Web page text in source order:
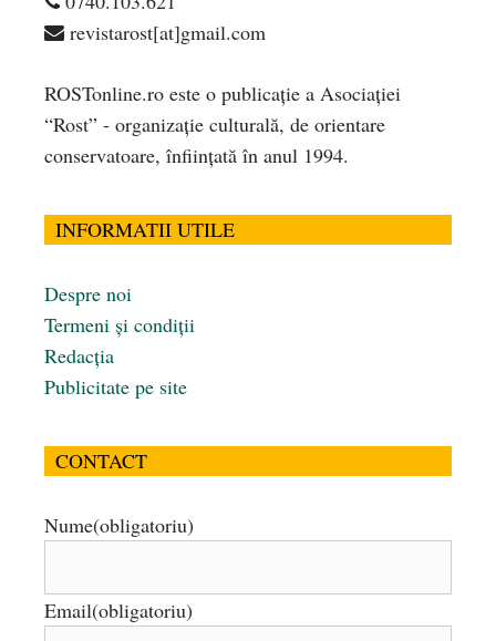
revistarost[at]gmail.com
ROSTonline.ro este o publicaţie a Asociaţiei
“Rost” - organizaţie culturală, de orientare
conservatoare, înfiinţată în anul 1994.
INFORMATII UTILE
Despre noi
Termeni și condiții
Redacția
Publicitate pe site
CONTACT
Nume(obligatoriu)
Email(obligatoriu)